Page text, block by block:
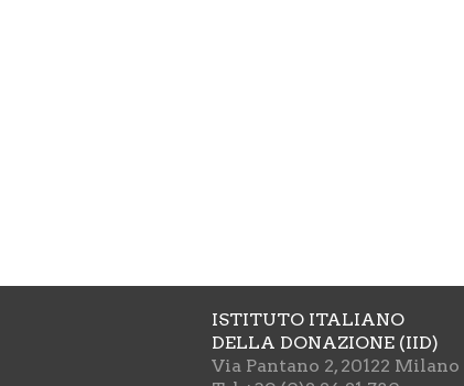
ISTITUTO ITALIANO
DELLA DONAZIONE (IID)
Via Pantano 2, 20122 Milano